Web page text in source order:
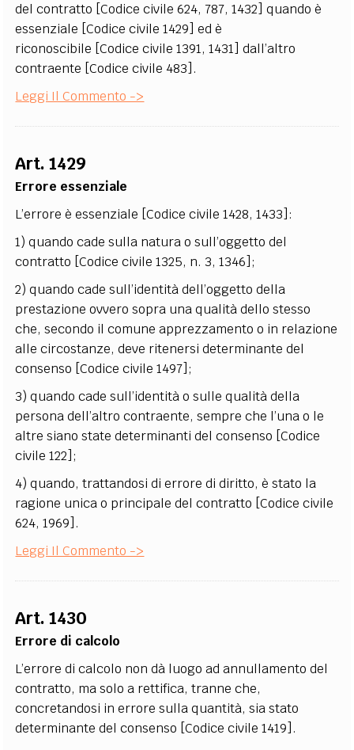
del contratto [Codice civile 624, 787, 1432] quando è
essenziale [Codice civile 1429] ed è
riconoscibile [Codice civile 1391, 1431] dall’altro
contraente [Codice civile 483].
Leggi Il Commento ->
Art. 1429
Errore essenziale
L’errore è essenziale [Codice civile 1428, 1433]:
1) quando cade sulla natura o sull’oggetto del
contratto [Codice civile 1325, n. 3, 1346];
2) quando cade sull’identità dell’oggetto della
prestazione ovvero sopra una qualità dello stesso
che, secondo il comune apprezzamento o in relazione
alle circostanze, deve ritenersi determinante del
consenso [Codice civile 1497];
3) quando cade sull’identità o sulle qualità della
persona dell’altro contraente, sempre che l’una o le
altre siano state determinanti del consenso [Codice
civile 122];
4) quando, trattandosi di errore di diritto, è stato la
ragione unica o principale del contratto [Codice civile
624, 1969].
Leggi Il Commento ->
Art. 1430
Errore di calcolo
L’errore di calcolo non dà luogo ad annullamento del
contratto, ma solo a rettifica, tranne che,
concretandosi in errore sulla quantità, sia stato
determinante del consenso [Codice civile 1419].